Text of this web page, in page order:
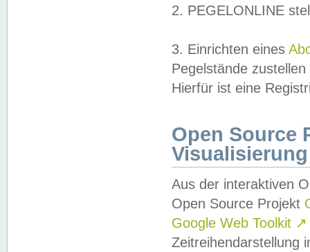
2. PEGELONLINE
3. Einrichten eines
Pegelstände
Hierfür ist eine
Open Source
Visualisierung
Aus der interaktiven
Open Source Projekt
Google Web Toolkit ↗
Zeitreihendarstellung